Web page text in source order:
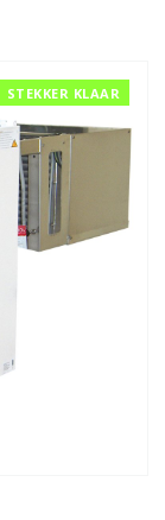
STEKKER KLAAR